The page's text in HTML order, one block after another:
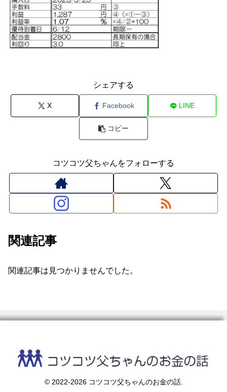
シェアする
X Facebook LINE
コピー
コツコツ父ちゃんをフォローする
関連記事
関連記事は見つかりませんでした。
© 2022-2026 コツコツ父ちゃんのお金の話.